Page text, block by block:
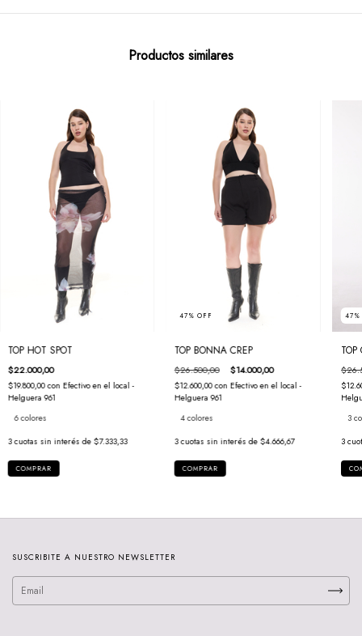
Productos similares
TOP HOT SPOT
$22.000,00
$19.800,00con Efectivo en el local -
Helguera 961
6 colores
3 cuotas sin interés de $7.333,33
COMPRAR
47% OFF
TOP BONNA CREP
$26.500,00 $14.000,00
$12.600,00con Efectivo en el local -
Helguera 961
4 colores
3 cuotas sin interés de $4.666,67
COMPRAR
47
TOP
3
3
SUSCRIBITE A NUESTRO NEWSLETTER